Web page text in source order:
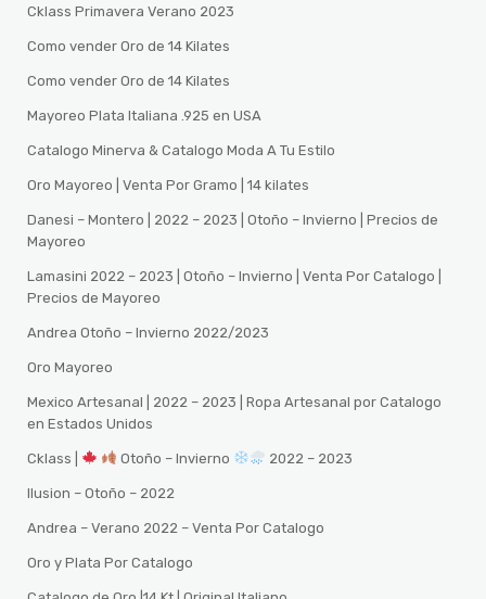
Cklass Primavera Verano 2023
Como vender Oro de 14 Kilates
Como vender Oro de 14 Kilates
Mayoreo Plata Italiana .925 en USA
Catalogo Minerva & Catalogo Moda A Tu Estilo
Oro Mayoreo | Venta Por Gramo | 14 kilates
Danesi – Montero | 2022 – 2023 | Otoño – Invierno | Precios de
Mayoreo
Lamasini 2022 – 2023 | Otoño – Invierno | Venta Por Catalogo |
Precios de Mayoreo
Andrea Otoño – Invierno 2022/2023
Oro Mayoreo
Mexico Artesanal | 2022 – 2023 | Ropa Artesanal por Catalogo
en Estados Unidos
Cklass | Otoño – Invierno 2022 – 2023
Ilusion – Otoño – 2022
Andrea – Verano 2022 – Venta Por Catalogo
Oro y Plata Por Catalogo